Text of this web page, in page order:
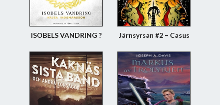
ISOBELS VANDRING ?
tid och rum
Järnsyrsan #2 – Casus